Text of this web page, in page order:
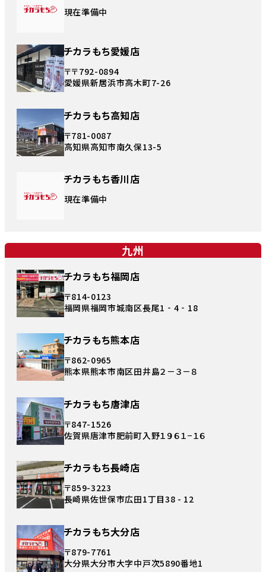
現在準備中
チカラもち愛媛店
〒〒792-0894
愛媛県新居浜市高木町7-26
チカラもち高知店
〒781-0087
高知県高知市南久保13-5
チカラもち香川店
現在準備中
九州
チカラもち福岡店
〒814-0123
福岡県福岡市城南区長尾1‐4‐18
チカラもち熊本店
〒862-0965
熊本県熊本市南区田井島２－３－８
チカラもち唐津店
〒847-1526
佐賀県唐津市肥前町入野１９６１−１６
チカラもち長崎店
〒859-3223
長崎県佐世保市広田1丁目38 - 12
チカラもち大分店
〒879-7761
大分県大分市大字中戸次5890番地1